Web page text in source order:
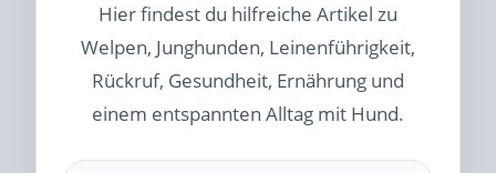
Hier findest du hilfreiche Artikel zu
Welpen, Junghunden, Leinenführigkeit,
Rückruf, Gesundheit, Ernährung und
einem entspannten Alltag mit Hund.